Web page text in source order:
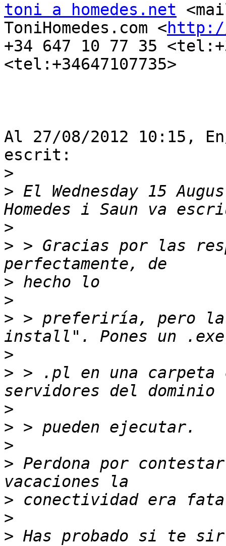
toni a homedes.net
ToniHomedes.com <http://
+34 647 10 77 35
<tel:+34647107735>
Al 27/08/2012 10:15,
escrit:
>
> El Wednesday 15
>
> > Gracias por las
>
>
> > preferiría, pero
>
> > .pl en una carpeta
>
>
>
> Perdona por
>
>
> Has probado si te